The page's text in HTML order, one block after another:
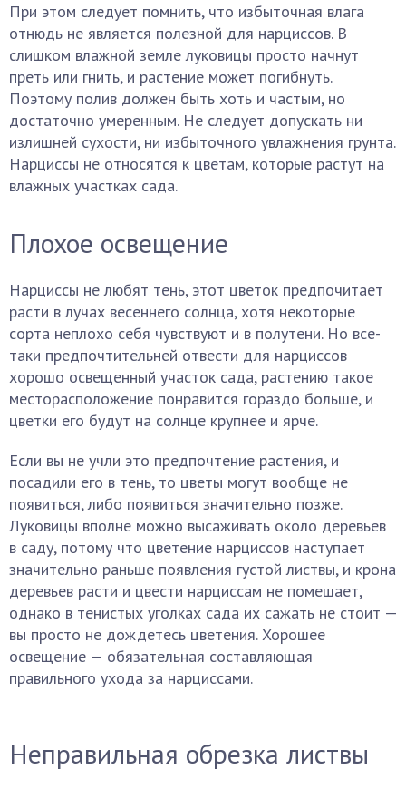
При этом следует помнить, что избыточная влага
отнюдь не является полезной для нарциссов. В
слишком влажной земле луковицы просто начнут
преть или гнить, и растение может погибнуть.
Поэтому полив должен быть хоть и частым, но
достаточно умеренным. Не следует допускать ни
излишней сухости, ни избыточного увлажнения грунта.
Нарциссы не относятся к цветам, которые растут на
влажных участках сада.
Плохое освещение
Нарциссы не любят тень, этот цветок предпочитает
расти в лучах весеннего солнца, хотя некоторые
сорта неплохо себя чувствуют и в полутени. Но все-
таки предпочтительней отвести для нарциссов
хорошо освещенный участок сада, растению такое
месторасположение понравится гораздо больше, и
цветки его будут на солнце крупнее и ярче.
Если вы не учли это предпочтение растения, и
посадили его в тень, то цветы могут вообще не
появиться, либо появиться значительно позже.
Луковицы вполне можно высаживать около деревьев
в саду, потому что цветение нарциссов наступает
значительно раньше появления густой листвы, и крона
деревьев расти и цвести нарциссам не помешает,
однако в тенистых уголках сада их сажать не стоит —
вы просто не дождетесь цветения. Хорошее
освещение — обязательная составляющая
правильного ухода за нарциссами.
Неправильная обрезка листвы